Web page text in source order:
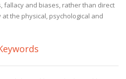
fallacy and biases, rather than direct
the physical, psychological and